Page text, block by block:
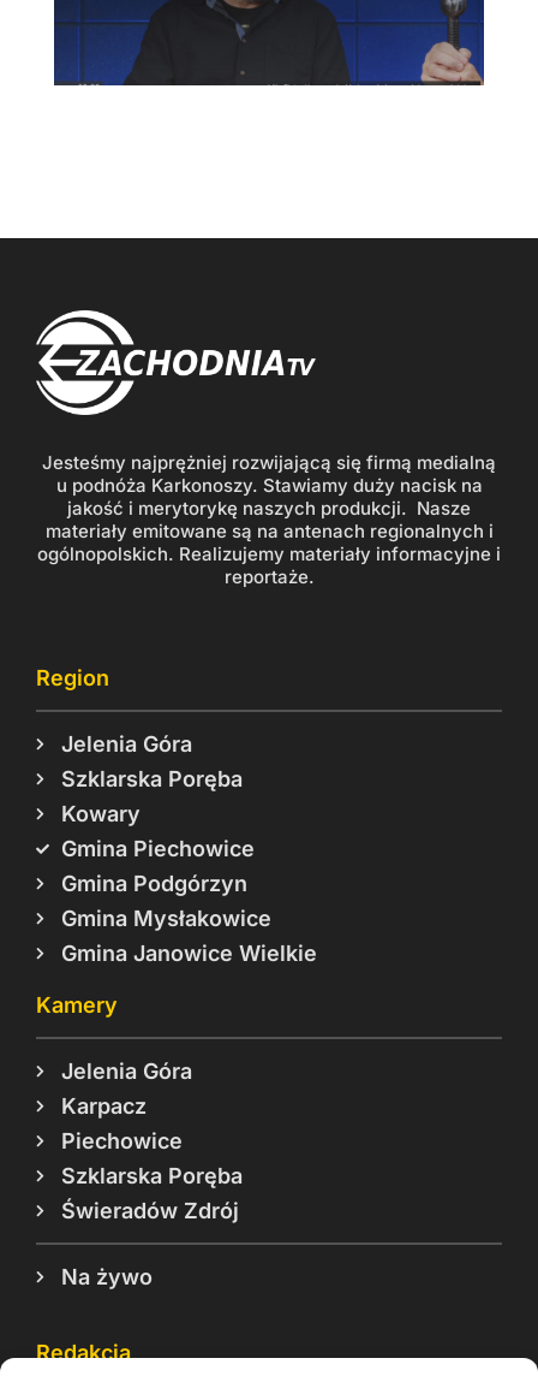
Jesteśmy najprężniej rozwijającą się firmą medialną
u podnóża Karkonoszy. Stawiamy duży nacisk na
jakość i merytorykę naszych produkcji. Nasze
materiały emitowane są na antenach regionalnych i
ogólnopolskich. Realizujemy materiały informacyjne i
reportaże.
Region
Jelenia Góra
Szklarska Poręba
Kowary
Gmina Piechowice
Gmina Podgórzyn
Gmina Mysłakowice
Gmina Janowice Wielkie
Kamery
Jelenia Góra
Karpacz
Piechowice
Szklarska Poręba
Świeradów Zdrój
Na żywo
Redakcja